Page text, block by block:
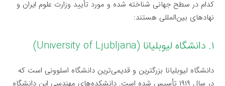
کدام در سطح جهانی شناخته شده و مورد تأیید وزارت علوم ایران و
نهادهای بین‌المللی هستند:
۱. دانشگاه لیوبلیانا (University of Ljubljana)
دانشگاه لیوبلیانا بزرگترین و قدیمی‌ترین دانشگاه اسلوونی است که
در سال ۱۹۱۹ تأسیس شده است. دانشکده‌های مهندسی این دانشگاه